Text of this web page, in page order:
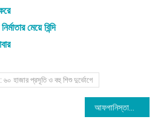
মেয়ে বিন্দি
৬০ হাজার প্রসূতি ও বহু শিশু দুর্ভোগে
আফগানিস্তানের জন্য ফুলব্রাইট কর্মসূচি শুরু করতে পারে যুক্তরাষ্ট্র